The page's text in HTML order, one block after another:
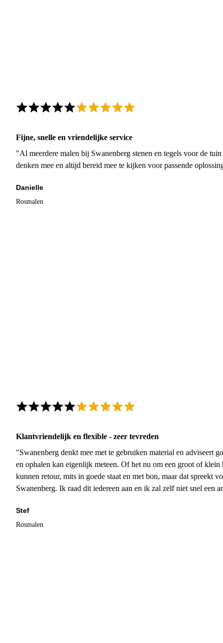
Fijne, snelle en vriendelijke service
"Al meerdere malen bij Swanenberg stenen en tegels voor de
denken mee en altijd bereid mee te kijken voor passende
Danielle
Rosmalen
Klantvriendelijk en flexible - zeer tevreden
"Swanenberg denkt mee met te gebruiken material en adviseert
en ophalen kan eigenlijk meteen. Of het nu om een groot of
kunnen retour, mits in goede staat en met bon, maar dat spreekt
Swanenberg. Ik raad dit iedereen aan en ik zal zelf niet snel een
Stef
Rosmalen